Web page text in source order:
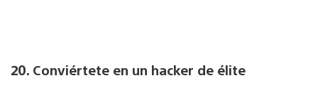
20. Conviértete en un hacker de élite